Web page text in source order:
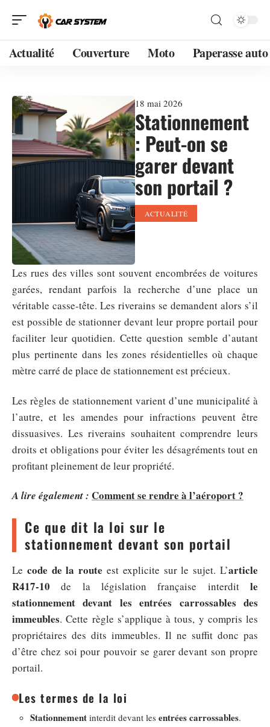
Actualité Couverture Moto Paperasse auto
18 mai 2026
Stationnement
: Peut-on se
garer devant
son portail ?
ACTUALITÉ
Les rues des villes sont souvent encombrées de voitures
garées, rendant parfois la recherche d’une place un
véritable casse-tête. Les riverains se demandent alors s’il
est possible de stationner devant leur propre portail pour
faciliter leur quotidien. Cette question semble d’autant
plus pertinente dans les zones résidentielles où chaque
mètre carré de place de stationnement est précieux.
Les règles de stationnement varient d’une municipalité à
l’autre, et les amendes pour infractions peuvent être
dissuasives. Les riverains souhaitent comprendre leurs
droits et obligations pour éviter les désagréments tout en
profitant pleinement de leur propriété.
A lire également : Comment se rendre à l’aéroport ?
Ce que dit la loi sur le
stationnement devant son portail
Le code de la route est explicite sur le sujet. L’article
R417-10 de la législation française interdit le
stationnement devant les entrées carrossables des
immeubles. Cette règle s’applique à tous, y compris les
propriétaires des dits immeubles. Il ne suffit donc pas
d’être chez soi pour pouvoir se garer devant son propre
portail.
Les termes de la loi
Stationnement interdit devant les entrées carrossables.